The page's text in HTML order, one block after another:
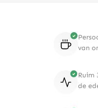
van
Ruim
de